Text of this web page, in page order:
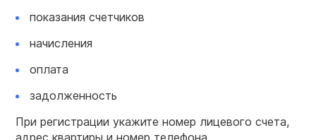
показания счетчиков
начисления
оплата
задолженность
При регистрации укажите номер лицевого счета,